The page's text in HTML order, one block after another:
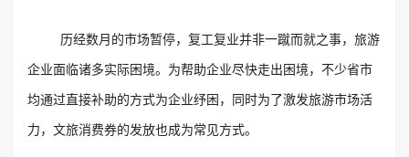
历经数月的市场暂停，复工复业并非一蹴而就之事，旅游
企业面临诸多实际困境。为帮助企业尽快走出困境，不少省市
均通过直接补助的方式为企业纾困，同时为了激发旅游市场活
力，文旅消费券的发放也成为常见方式。